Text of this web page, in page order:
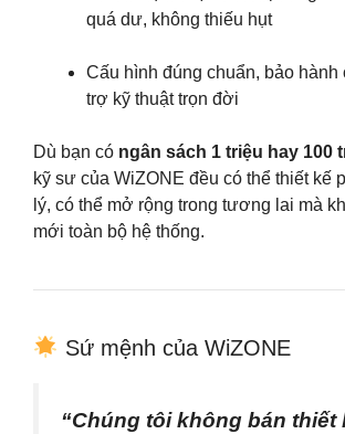
quá dư, không thiếu hụt
Cấu hình đúng chuẩn, bảo hành
trợ kỹ thuật trọn đời
Dù bạn có ngân sách 1 triệu hay 100
kỹ sư của WiZONE đều có thể thiết kế
lý, có thể mở rộng trong tương lai mà
mới toàn bộ hệ thống.
Sứ mệnh của WiZONE
“Chúng tôi không bán thiết